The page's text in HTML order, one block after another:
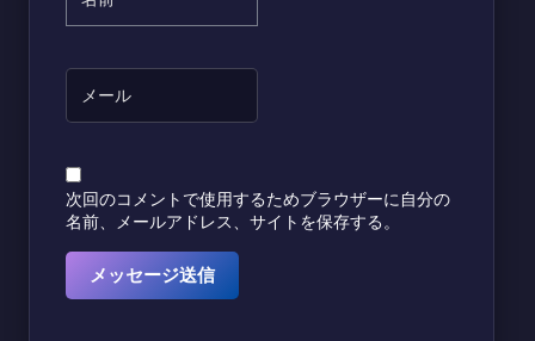
次回のコメントで使用するためブラウザーに自分の
名前、メールアドレス、サイトを保存する。